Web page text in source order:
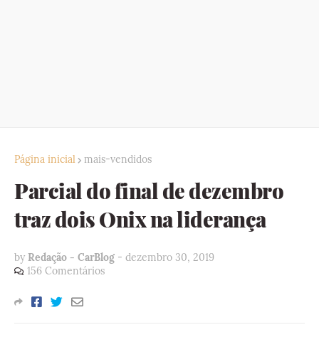
Página inicial mais-vendidos
Parcial do final de dezembro
traz dois Onix na liderança
by Redação - CarBlog - dezembro 30, 2019
156 Comentários